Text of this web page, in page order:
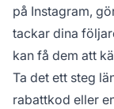
på Instagram,
tackar dina
kan få dem att
Ta det ett steg
rabattkod eller